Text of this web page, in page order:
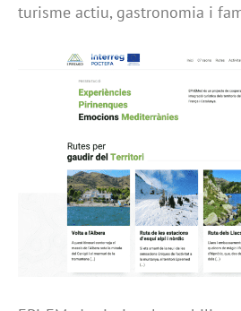
turisme actiu, gastronomia i